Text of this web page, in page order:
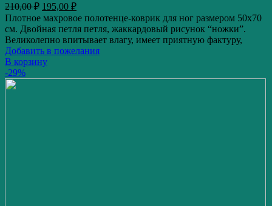
210,00₽ 195,00 ₽
Плотное махровое полотенце-коврик для ног размером 50х70
см. Двойная петля петля, жаккардовый рисунок “ножки”.
Великолепно впитывает влагу, имеет приятную фактуру,
Добавить в пожелания
В корзину
-29%